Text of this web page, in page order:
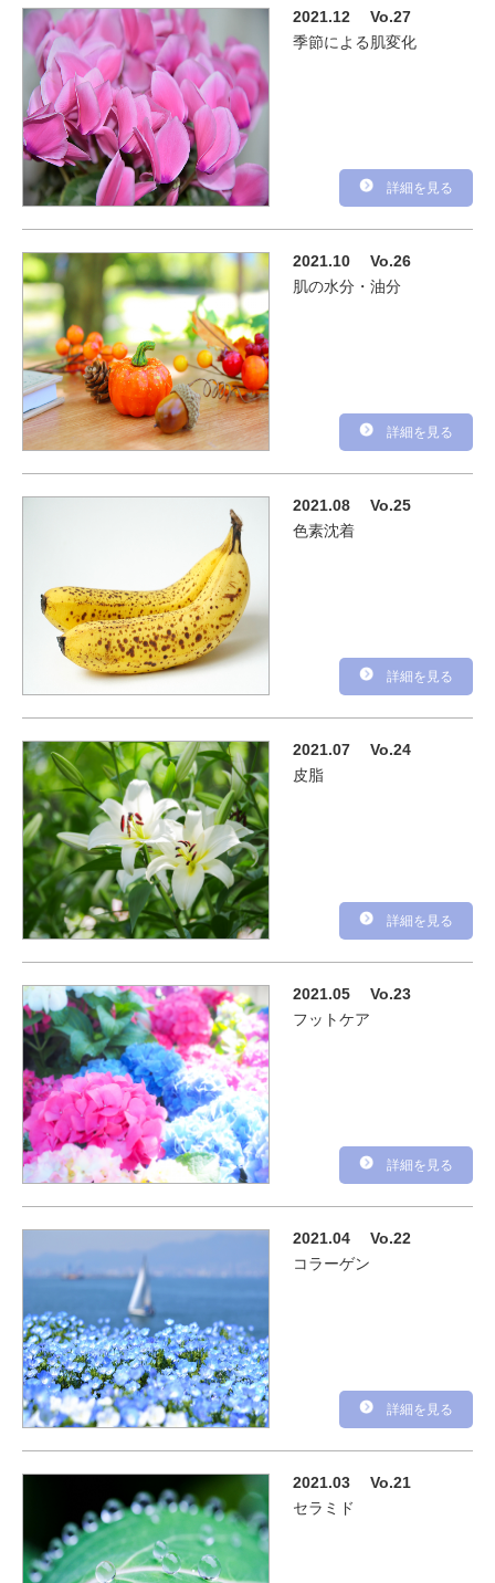
2021.12 Vo.27
季節による肌変化
詳細を見る
2021.10 Vo.26
肌の水分・油分
詳細を見る
2021.08 Vo.25
色素沈着
詳細を見る
2021.07 Vo.24
皮脂
詳細を見る
2021.05 Vo.23
フットケア
詳細を見る
2021.04 Vo.22
コラーゲン
詳細を見る
2021.03 Vo.21
セラミド